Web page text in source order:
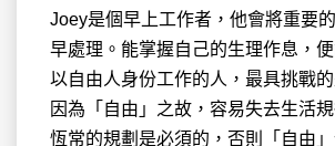
Joey是個早上工作者，他會將重要
早處理。能掌握自己的生理作息，
以自由人身份工作的人，最具挑戰的
因為「自由」之故，容易失去生活
恆常的規劃是必須的，否則「自由